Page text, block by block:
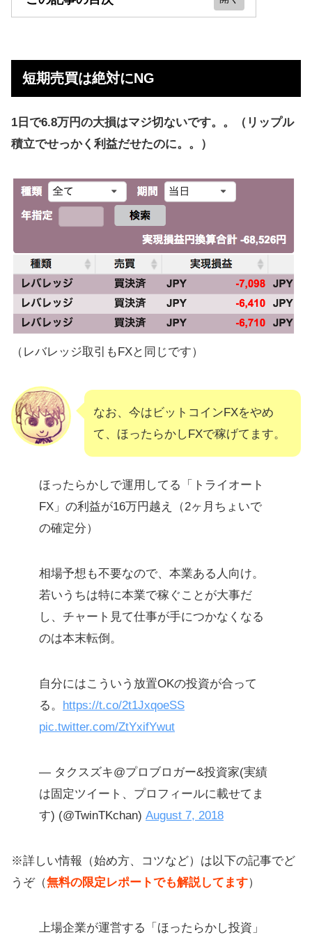
ってはいけない
FXの自動売買をやったほうが儲かる
仮想通貨よりFXのほうが儲かる
敗要因
【まとめ】ビットコインFXは儲から
ない！コツコツ投資を
短期売買は絶対にNG
1日で6.8万円の大損はマジ切ないです。。（リップル
積立でせっかく利益だせたのに。。）
（レバレッジ取引もFXと同じです）
なお、今はビットコインFXをやめ
て、ほったらかしFXで稼げてます。
ほったらかしで運用してる「トライオート
FX」の利益が16万円越え（2ヶ月ちょいで
の確定分）
相場予想も不要なので、本業ある人向け。
若いうちは特に本業で稼ぐことが大事だ
し、チャート見て仕事が手につかなくなる
のは本末転倒。
自分にはこういう放置OKの投資が合って
る。
https://t.co/2t1JxqoeSS
pic.twitter.com/ZtYxifYwut
— タクスズキ@プロブロガー&投資家(実績
は固定ツイート、プロフィールに載せてま
す) (@TwinTKchan) August 7, 2018
※詳しい情報（始め方、コツなど）は以下の記事でど
うぞ（無料の限定レポートでも解説してます）
上場企業が運営する「ほったらかし投資」